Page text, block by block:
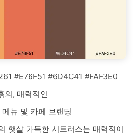
#E76F51 #6D4C41 #FAF3E0
의, 매력적인
메뉴 및 카페 브랜딩
햇살 가득한 시트러스는 매력적이